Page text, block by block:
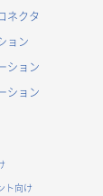
方に関す
対応およ
ネクタ
ョン
ション
ション
ト向け